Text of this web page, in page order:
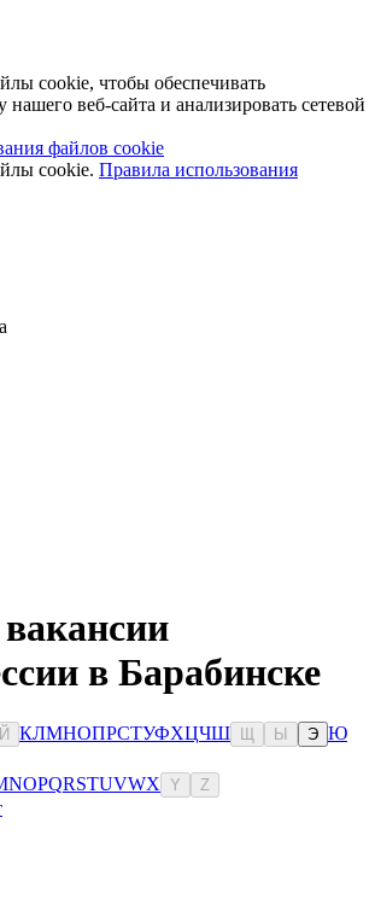
cookie, чтобы обеспечивать
веб-сайта и анализировать сетевой
файлов cookie
cookie. Правила использования
в Барабинске
Й КЛМНОПРСТУФХЦЧШ Ы Э Ю
NOPQRSTUVWX Y Z